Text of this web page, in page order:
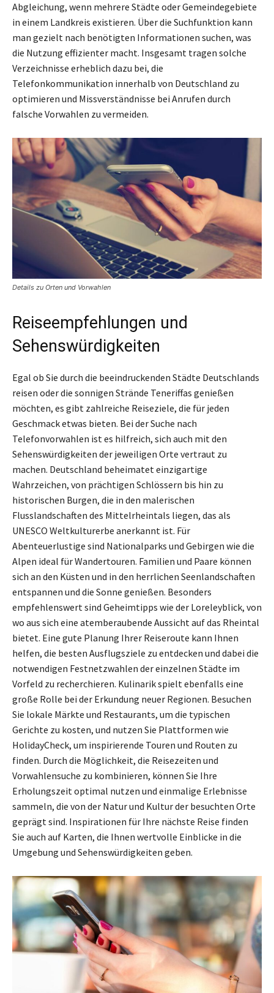
Abgleichung, wenn mehrere Städte oder Gemeindegebiete
in einem Landkreis existieren. Über die Suchfunktion kann
man gezielt nach benötigten Informationen suchen, was
die Nutzung effizienter macht. Insgesamt tragen solche
Verzeichnisse erheblich dazu bei, die
Telefonkommunikation innerhalb von Deutschland zu
optimieren und Missverständnisse bei Anrufen durch
falsche Vorwahlen zu vermeiden.
Details zu Orten und Vorwahlen
Reiseempfehlungen und
Sehenswürdigkeiten
Egal ob Sie durch die beeindruckenden Städte Deutschlands
reisen oder die sonnigen Strände Teneriffas genießen
möchten, es gibt zahlreiche Reiseziele, die für jeden
Geschmack etwas bieten. Bei der Suche nach
Telefonvorwahlen ist es hilfreich, sich auch mit den
Sehenswürdigkeiten der jeweiligen Orte vertraut zu
machen. Deutschland beheimatet einzigartige
Wahrzeichen, von prächtigen Schlössern bis hin zu
historischen Burgen, die in den malerischen
Flusslandschaften des Mittelrheintals liegen, das als
UNESCO Weltkulturerbe anerkannt ist. Für
Abenteuerlustige sind Nationalparks und Gebirgen wie die
Alpen ideal für Wandertouren. Familien und Paare können
sich an den Küsten und in den herrlichen Seenlandschaften
entspannen und die Sonne genießen. Besonders
empfehlenswert sind Geheimtipps wie der Loreleyblick, von
wo aus sich eine atemberaubende Aussicht auf das Rheintal
bietet. Eine gute Planung Ihrer Reiseroute kann Ihnen
helfen, die besten Ausflugsziele zu entdecken und dabei die
notwendigen Festnetzwahlen der einzelnen Städte im
Vorfeld zu recherchieren. Kulinarik spielt ebenfalls eine
große Rolle bei der Erkundung neuer Regionen. Besuchen
Sie lokale Märkte und Restaurants, um die typischen
Gerichte zu kosten, und nutzen Sie Plattformen wie
HolidayCheck, um inspirierende Touren und Routen zu
finden. Durch die Möglichkeit, die Reisezeiten und
Vorwahlensuche zu kombinieren, können Sie Ihre
Erholungszeit optimal nutzen und einmalige Erlebnisse
sammeln, die von der Natur und Kultur der besuchten Orte
geprägt sind. Inspirationen für Ihre nächste Reise finden
Sie auch auf Karten, die Ihnen wertvolle Einblicke in die
Umgebung und Sehenswürdigkeiten geben.